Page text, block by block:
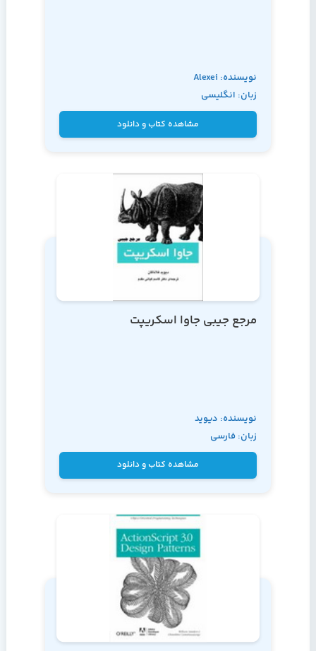
نویسنده: Alexei
زبان: انگلیسی
مشاهده کتاب و دانلود
مرجع جیبی جاوا اسکریپت
نویسنده: دیوید
فلاناگان
زبان: فارسی
مشاهده کتاب و دانلود